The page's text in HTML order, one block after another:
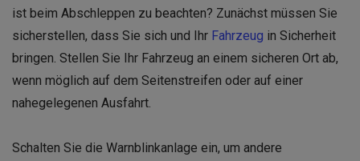
ist beim Abschleppen zu beachten? Zunächst müssen Sie
sicherstellen, dass Sie sich und Ihr Fahrzeug in Sicherheit
bringen. Stellen Sie Ihr Fahrzeug an einem sicheren Ort ab,
wenn möglich auf dem Seitenstreifen oder auf einer
nahegelegenen Ausfahrt.
Schalten Sie die Warnblinkanlage ein, um andere